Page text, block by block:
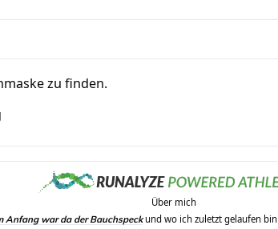
zu finden.
Über mich
Anfang war da der Bauchspeckund wo ich zuletzt gelaufen bin